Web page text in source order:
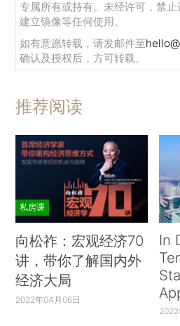
专属所有或持有。未经许可，禁
建立镜像等任何使用。
如有意愿转载，请发邮件至
确认及授权后，方可转载。
推荐阅读
私房课
向松祚：宏观经济70
讲，带你了解国内外
经济大局
2022年04月06日
In
2022